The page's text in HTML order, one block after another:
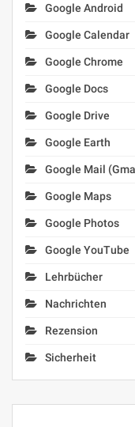
Google Android
Google Calendar
Google Chrome
Google Docs
Google Drive
Google Earth
Google Mail
Google Maps
Google Photos
Google YouTube
Lehrbücher
Nachrichten
Rezension
Sicherheit